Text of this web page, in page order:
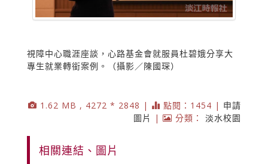
視障中心職涯座談，心路基金會就服員杜碧娥分享大
專生就業轉銜案例。（攝影／陳國琛）
1.62 MB , 4272 * 2848 | 點閱：1454 | 申請
圖片
| 分類： 淡水校園
相關連結、圖片